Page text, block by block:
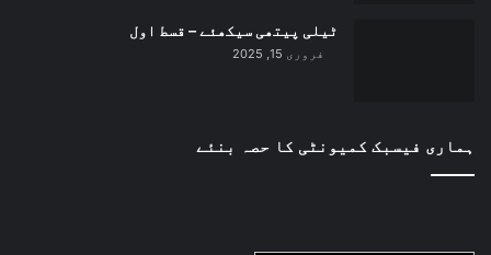
ٹیلی پیتھی سیکھئے – قسط اول
فروری 15, 2025
ہماری فیسبک کمیونٹی کا حصہ بنئے